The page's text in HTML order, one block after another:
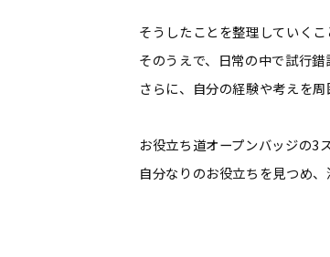
そうしたことを整理していくこ
そのうえで、日常の中で試行錯
さらに、自分の経験や考えを周
お役立ち道オープンバッジの3
自分なりのお役立ちを見つめ